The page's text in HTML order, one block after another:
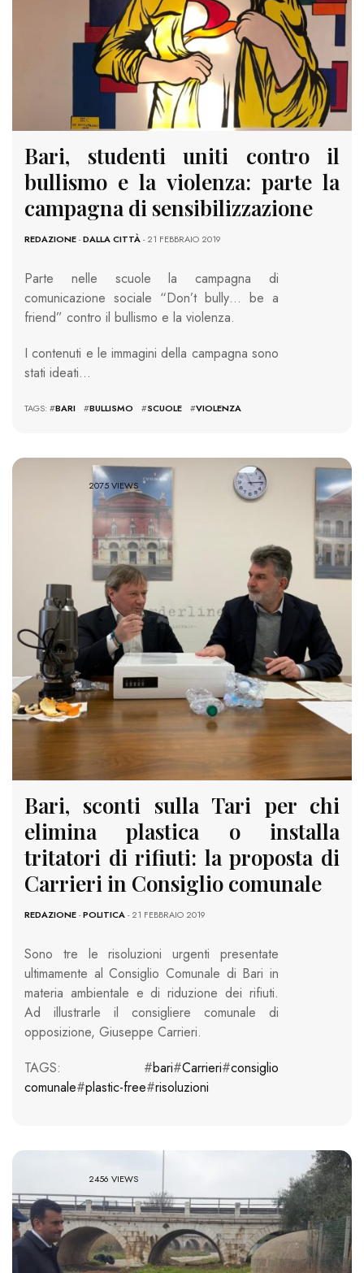
Bari, studenti uniti contro il
bullismo e la violenza: parte la
campagna di sensibilizzazione
REDAZIONE-DALLA CITTÀ- 21 FEBBRAIO 2019
Parte nelle scuole la campagna di
comunicazione sociale “Don’t bully… be a
friend” contro il bullismo e la violenza.
I contenuti e le immagini della campagna sono
stati ideati…
TAGS: #BARI #BULLISMO #SCUOLE #VIOLENZA
2075 VIEWS
Bari, sconti sulla Tari per chi
elimina plastica o installa
tritatori di rifiuti: la proposta di
Carrieri in Consiglio comunale
REDAZIONE-POLITICA- 21 FEBBRAIO 2019
Sono tre le risoluzioni urgenti presentate
ultimamente al Consiglio Comunale di Bari in
materia ambientale e di riduzione dei rifiuti.
Ad illustrarle il consigliere comunale di
opposizione, Giuseppe Carrieri.
TAGS: #bari#Carrieri#consiglio
comunale#plastic-free#risoluzioni
2456 VIEWS